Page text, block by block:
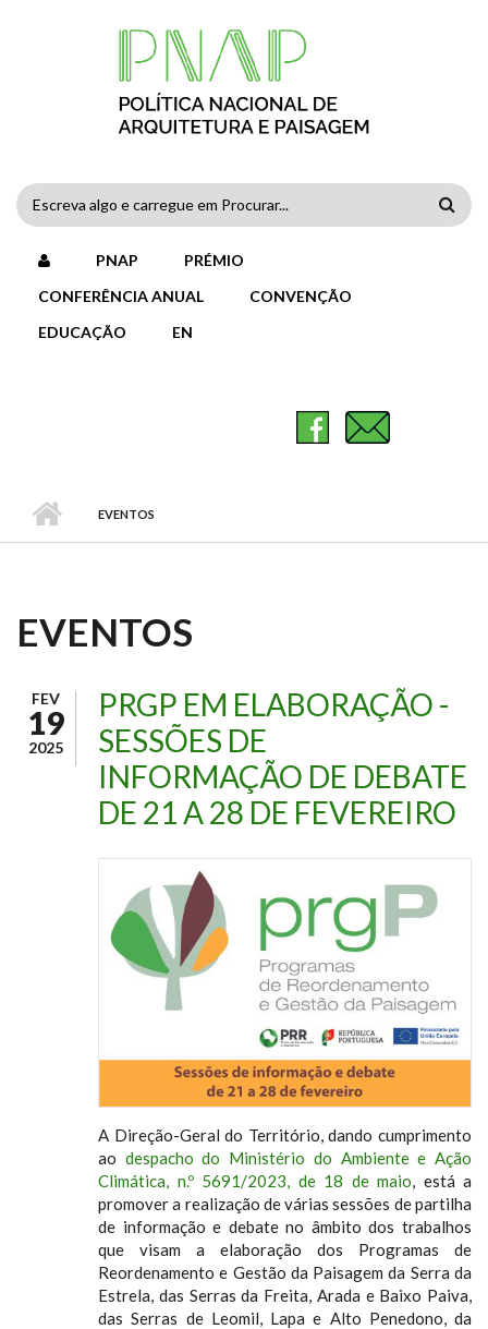
FORMULÁRIO
DE
PESQUISA
PNAP
PRÉMIO
CONFERÊNCIA ANUAL
CONVENÇÃO
EDUCAÇÃO
EN
EVENTOS
EVENTOS
FEV
19
2025
PRGP EM ELABORAÇÃO -
SESSÕES DE
INFORMAÇÃO DE DEBATE
DE 21 A 28 DE FEVEREIRO
A Direção-Geral do Território, dando cumprimento
ao despacho do Ministério do Ambiente e Ação
Climática, n.º 5691/2023, de 18 de maio, está a
promover a realização de várias sessões de partilha
de informação e debate no âmbito dos trabalhos
que visam a elaboração dos Programas de
Reordenamento e Gestão da Paisagem da Serra da
Estrela, das Serras da Freita, Arada e Baixo Paiva,
das Serras de Leomil, Lapa e Alto Penedono, da